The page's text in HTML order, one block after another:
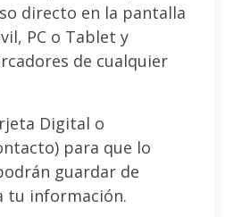
directo en la pantalla
PC o Tablet y
de cualquier
Digital o
para que lo
guardar de
tu información.